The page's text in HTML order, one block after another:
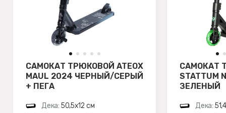
САМОКАТ ТРЮКОВОЙ ATEOX
MAUL 2024 ЧЕРНЫЙ/СЕРЫЙ
+ ПЕГА
Дека: 50,5х12 см
САМОКАТ
STATTUM
ЗЕЛЕНЫЙ
Дека: